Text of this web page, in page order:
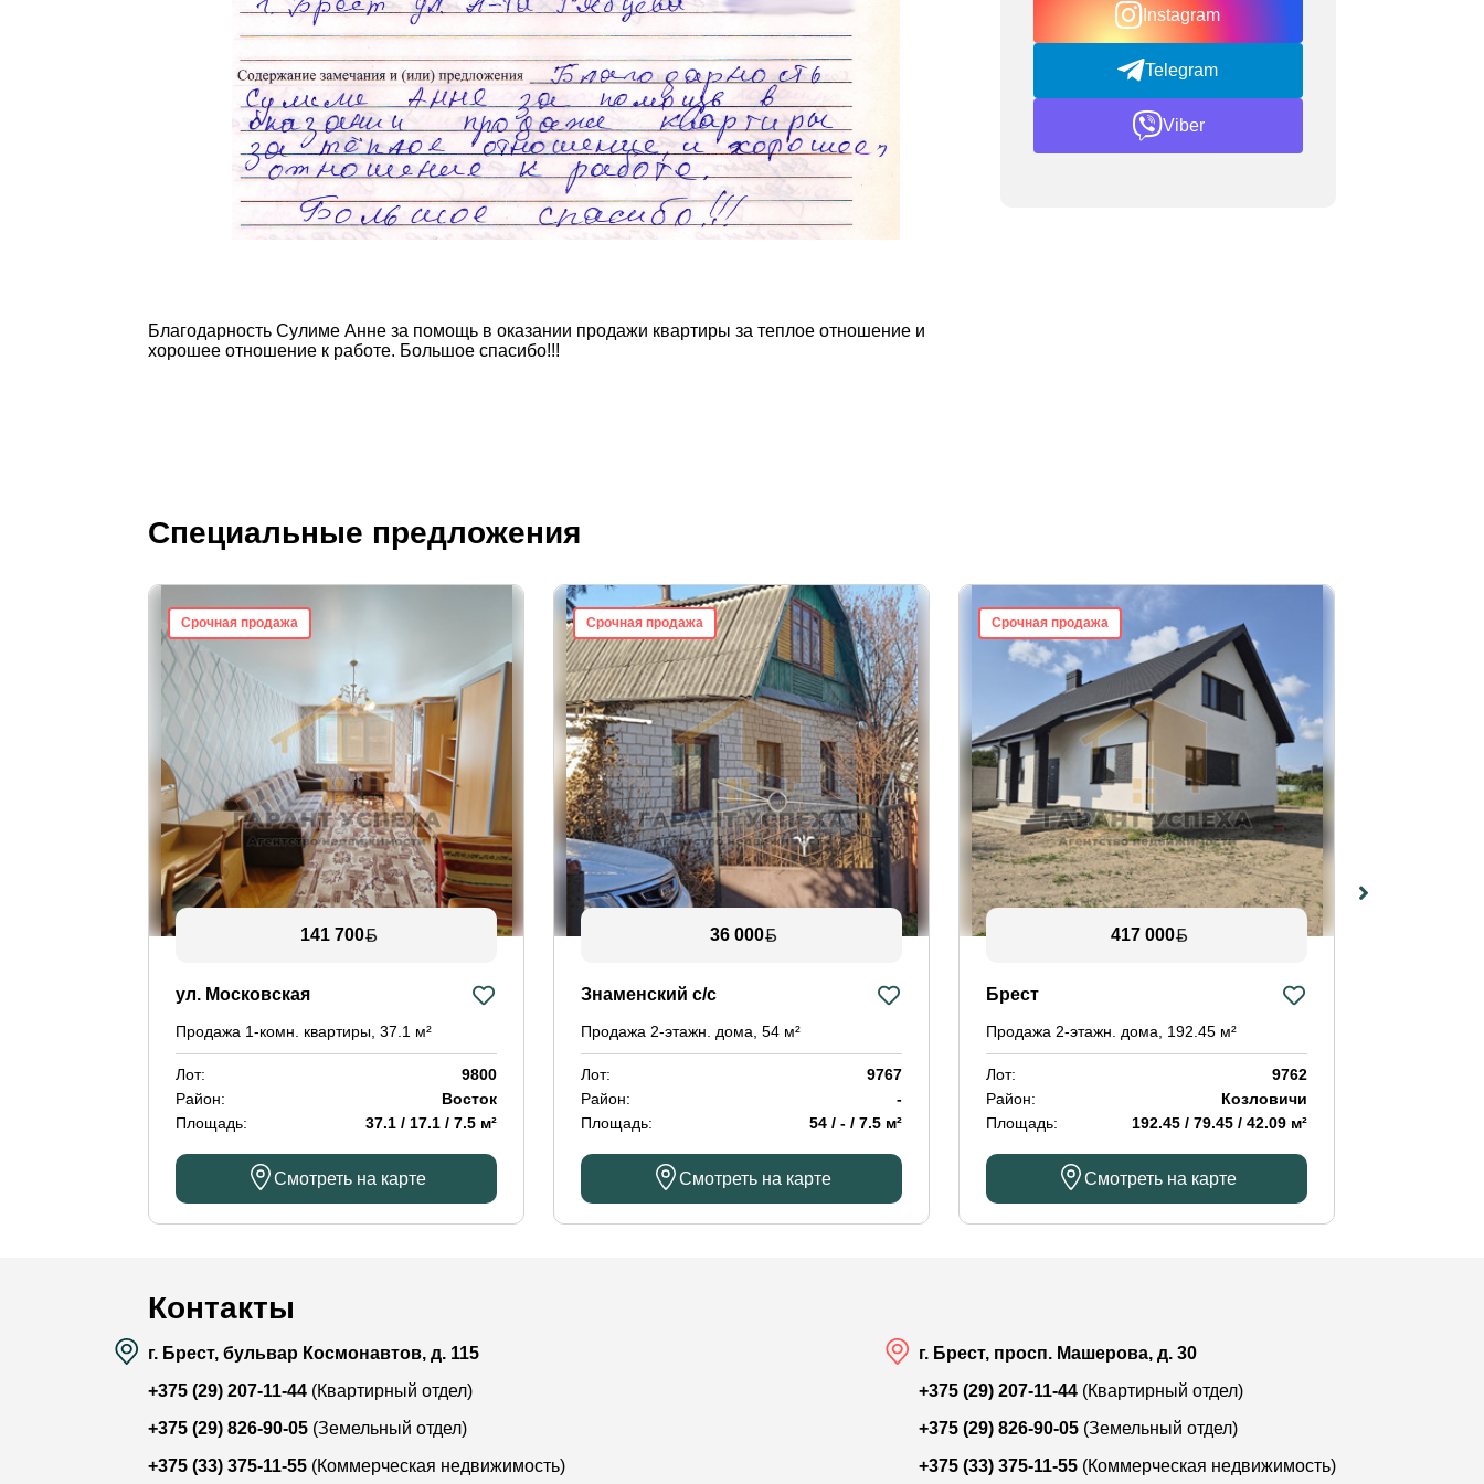
Благодарность Сулиме Анне за помощь в оказании продажи квартиры за теплое отношение и
хорошее отношение к работе. Большое спасибо!!!
Instagram
Telegram
Viber
Специальные предложения
Срочная продажа
141 700
ул. Московская
Продажа 1-комн. квартиры, 37.1 м²
Лот:
9800
Район:
Восток
Площадь:
37.1 / 17.1 / 7.5 м²
Смотреть на карте
Срочная продажа
36 000
Знаменский с/с
Продажа 2-этажн. дома, 54 м²
Лот:
9767
Район:
-
Площадь:
54 / - / 7.5 м²
Смотреть на карте
Срочная продажа
417 000
Брест
Продажа 2-этажн. дома, 192.45 м²
Лот:
9762
Район:
Козловичи
Площадь:
192.45 / 79.45 / 42.09 м²
Смотреть на карте
Контакты
г. Брест, бульвар Космонавтов, д. 115
+375 (29) 207-11-44 (Квартирный отдел)
+375 (29) 826-90-05 (Земельный отдел)
+375 (33) 375-11-55 (Коммерческая недвижимость)
г. Брест, просп. Машерова, д. 30
+375 (29) 207-11-44 (Квартирный отдел)
+375 (29) 826-90-05 (Земельный отдел)
+375 (33) 375-11-55 (Коммерческая недвижимость)